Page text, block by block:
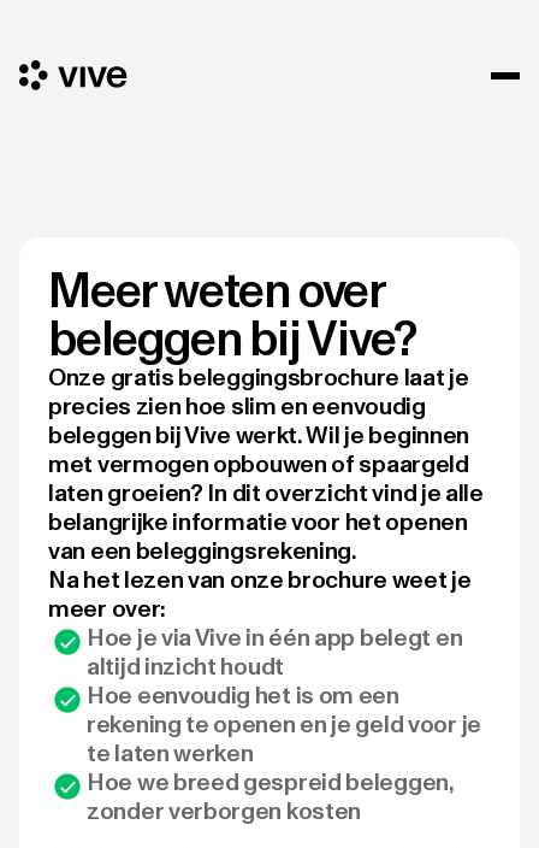
Meer weten over
beleggen bij Vive?
Onze gratis beleggingsbrochure laat je
precies zien hoe slim en eenvoudig
beleggen bij Vive werkt. Wil je beginnen
met vermogen opbouwen of spaargeld
laten groeien? In dit overzicht vind je alle
belangrijke informatie voor het openen
van een beleggingsrekening.
Na het lezen van onze brochure weet je
meer over:
Hoe je via Vive in één app belegt en
altijd inzicht houdt
Hoe eenvoudig het is om een
rekening te openen en je geld voor je
te laten werken
Hoe we breed gespreid beleggen,
zonder verborgen kosten